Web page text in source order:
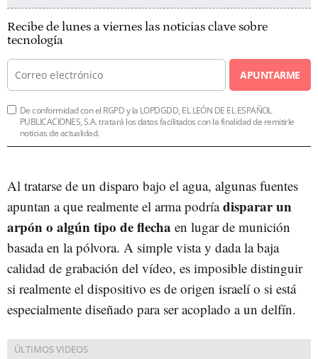
Recibe de lunes a viernes las noticias clave sobre
tecnología
APUNTARME
De conformidad con el RGPD y la LOPDGDD, EL LEÓN DE EL ESPAÑOL
PUBLICACIONES, S.A. tratará los datos facilitados con la finalidad de remitirle
noticias de actualidad.
Al tratarse de un disparo bajo el agua, algunas fuentes
apuntan a que realmente el arma podríadisparar un
arpón o algún tipo de flecha en lugar de munición
basada en la pólvora. A simple vista y dada la baja
calidad de grabación del vídeo, es imposible distinguir
si realmente el dispositivo es de origen israelí o si está
especialmente diseñado para ser acoplado a un delfín.